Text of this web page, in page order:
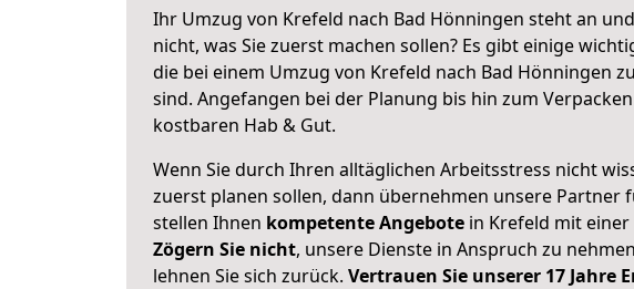
Ihr Umzug von Krefeld nach Bad Hönningen steht an
nicht, was Sie zuerst machen sollen? Es gibt einige
die bei einem Umzug von Krefeld nach Bad Hönningen
sind. Angefangen bei der Planung bis hin zum
kostbaren Hab & Gut.
Wenn Sie durch Ihren alltäglichen Arbeitsstress nicht
zuerst planen sollen, dann übernehmen unsere Partner
stellen Ihnen kompetente Angebote in Krefeld mit einer
Zögern Sie nicht, unsere Dienste in Anspruch zu
lehnen Sie sich zurück. Vertrauen Sie unserer 17 Jahre